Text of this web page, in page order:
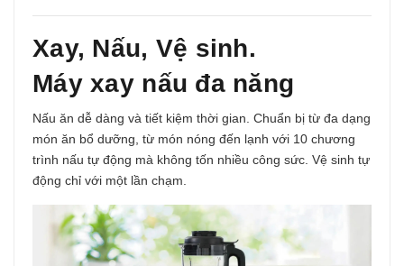
Xay, Nấu, Vệ sinh.
Máy xay nấu đa năng
Nấu ăn dễ dàng và tiết kiệm thời gian. Chuẩn bị từ đa dạng
món ăn bổ dưỡng, từ món nóng đến lạnh với 10 chương
trình nấu tự động mà không tốn nhiều công sức. Vệ sinh tự
động chỉ với một lần chạm.